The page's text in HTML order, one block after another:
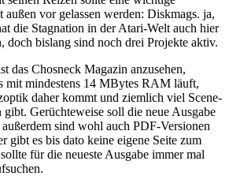
vor gelassen werden: Diskmags. ja,
die Stagnation in der Atari-Welt auch hier
doch bislang sind noch drei Projekte aktiv.
das Chosneck Magazin anzusehen,
mit mindestens 14 MBytes RAM läuft,
daher kommt und ziemlich viel Scene-
gibt. Gerüchteweise soll die neue Ausgabe
sind wohl auch PDF-Versionen
gibt es bis dato keine eigene Seite zum
für die neueste Ausgabe immer mal